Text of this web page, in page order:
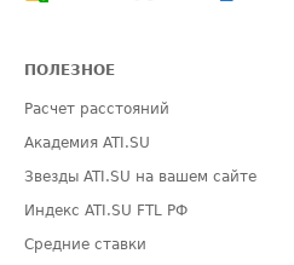
ПОЛЕЗНОЕ
Расчет расстояний
Академия ATI.SU
Звезды ATI.SU на вашем сайте
Индекс ATI.SU FTL РФ
Средние ставки